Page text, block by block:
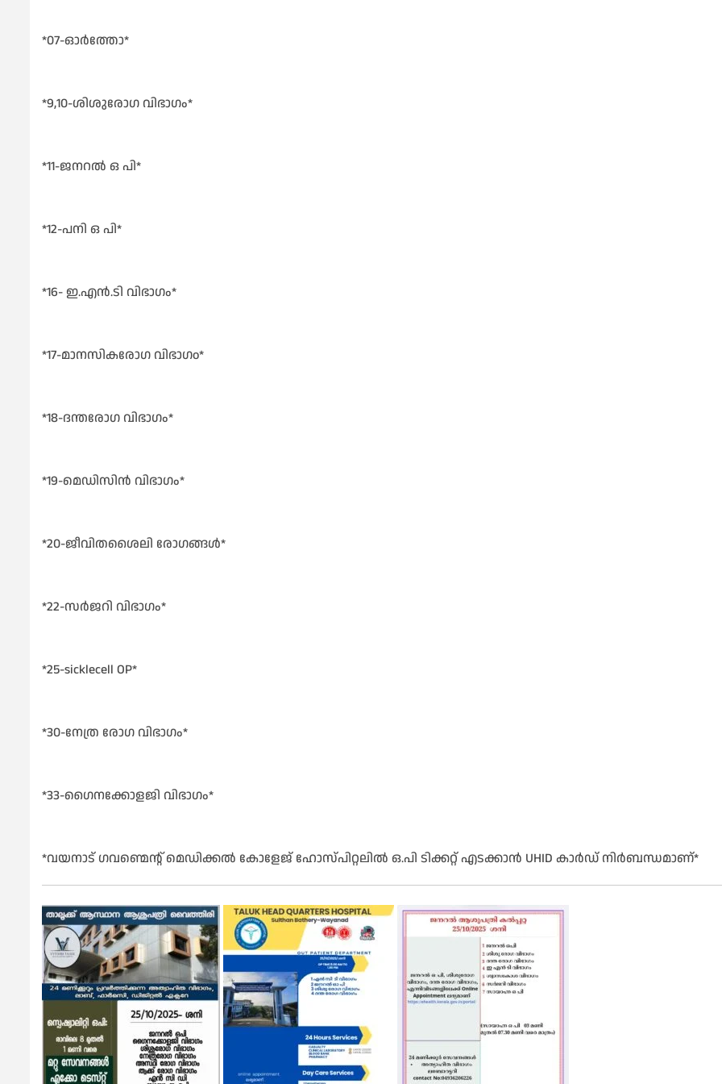
*07-ഓർത്തോ*
*9,10-ശിശുരോഗ വിഭാഗം*
*11-ജനറൽ ഒ പി*
*12-പനി ഒ പി*
*16- ഇ.എൻ.ടി വിഭാഗം*
*17-മാനസികരോഗ വിഭാഗo*
*18-ദന്തരോഗ വിഭാഗം*
*19-മെഡിസിൻ വിഭാഗം*
*20-ജീവിതശൈലി രോഗങ്ങൾ*
*22-സർജറി വിഭാഗം*
*25-sicklecell OP*
*30-നേത്ര രോഗ വിഭാഗം*
*33-ഗൈനക്കോളജി വിഭാഗം*
*വയനാട് ഗവണ്മെന്റ് മെഡിക്കൽ കോളേജ് ഹോസ്പിറ്റലിൽ ഒ.പി ടിക്കറ്റ് എടക്കാൻ UHID കാർഡ് നിർബന്ധമാണ്*